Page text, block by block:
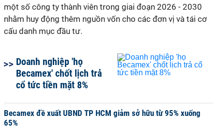
một số công ty thành viên trong giai đoạn 2026 - 2030
nhằm huy động thêm nguồn vốn cho các đơn vị và tái cơ
cấu danh mục đầu tư.
Doanh nghiệp 'họ
Becamex' chốt lịch trả
cổ tức tiền mặt 8%
Becamex đề xuất UBND TP HCM giảm sở hữu từ 95% xuống
65%